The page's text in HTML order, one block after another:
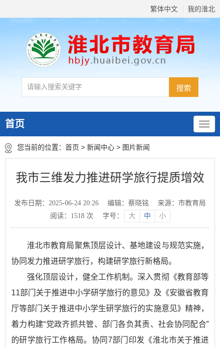
繁体中文 我的淮北
首页
您当前的位置： 首页 > 新闻中心 > 图片新闻
我市三维发力推进研学旅行提质增效
发布日期：2025-06-24 20:26 编辑：蔡晓铭
来源：市教育局
阅读： 1518次 字号： 大 中 小
淮北市教育局聚焦顶层设计、基地建设与规范实施，
协同发力推进研学旅行，构建研学旅行新格局。
强化顶层设计，健全工作机制。深入贯彻《教育部等
11部门关于推进中小学研学旅行的意见》及《安徽省教育
厅等部门关于推进中小学生研学旅行的实施意见》精神，
着力构建“党政齐抓共管、部门各负其责、社会协同配合”
的研学旅行工作格局。协同7部门印发《淮北市关于推进